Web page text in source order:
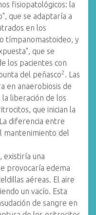
fisiopatológicos: la
que se adaptaría a
en los
tímpanomastoideo, y
que se
los pacientes con
del peñasco2 . Las
en anaerobiosis de
liberación de los
que inician la
diferencia entre
mantenimiento del
existiría una
provocaría edema
aéreas. El aire
un vacío. Esta
de sangre en